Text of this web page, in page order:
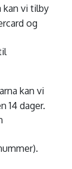
kan vi tilby
og
kan vi
14 dager.
år.